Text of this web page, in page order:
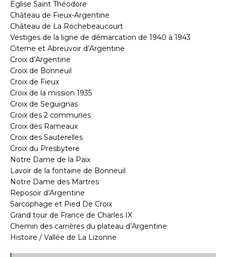
Eglise Saint Théodore
Château de Fieux-Argentine
Château de La Rochebeaucourt
Vestiges de la ligne de démarcation de 1940 à 1943
Citerne et Abreuvoir d’Argentine
Croix d’Argentine
Croix de Bonneuil
Croix de Fieux
Croix de la mission 1935
Croix de Seguignas
Croix des 2 communes
Croix des Rameaux
Croix des Sauterelles
Croix du Presbytere
Notre Dame de la Paix
Lavoir de la fontaine de Bonneuil
Notre Dame des Martres
Reposoir d’Argentine
Sarcophage et Pied De Croix
Grand tour de France de Charles IX
Chemin des carrières du plateau d’Argentine
Histoire / Vallée de La Lizonne